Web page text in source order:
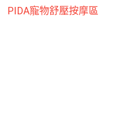
PIDA寵物舒壓按摩區